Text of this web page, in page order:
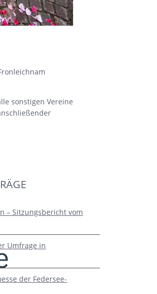
sonstigen Vereine
– Sitzungsbericht vom
Umfrage in
der Federsee-